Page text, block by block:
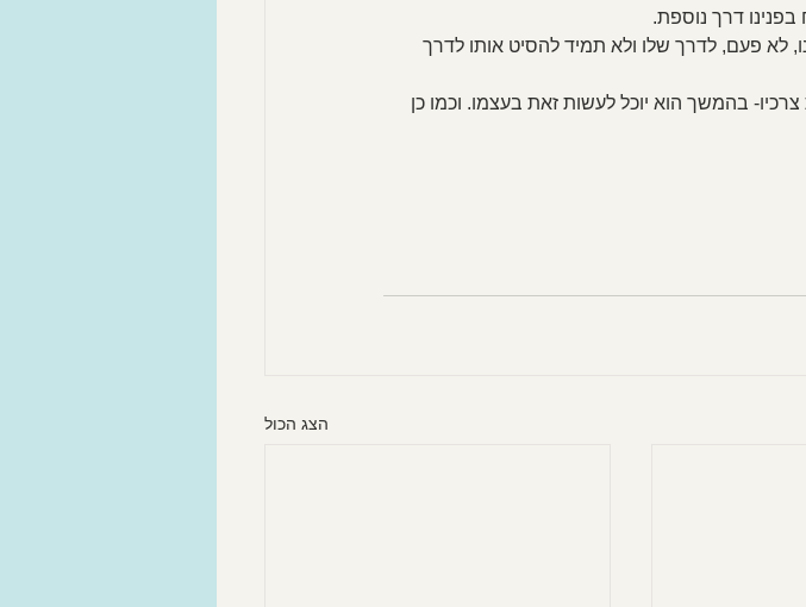
בפנינו דרך נוספת.
לא פעם, לדרך שלו ולא תמיד להסיט אותו לדרך
בהמשך הוא יוכל לעשות זאת בעצמו. וכמו כן
הצג הכול